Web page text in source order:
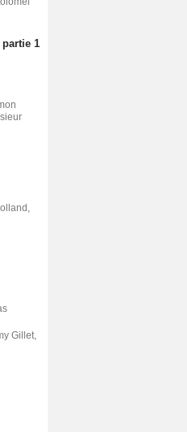
partie 1
Gillet,